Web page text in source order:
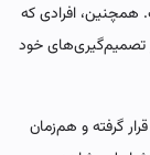
همچنین، افرادی که
تصمیم‌گیری‌های خود
گرفته و هم‌زمان